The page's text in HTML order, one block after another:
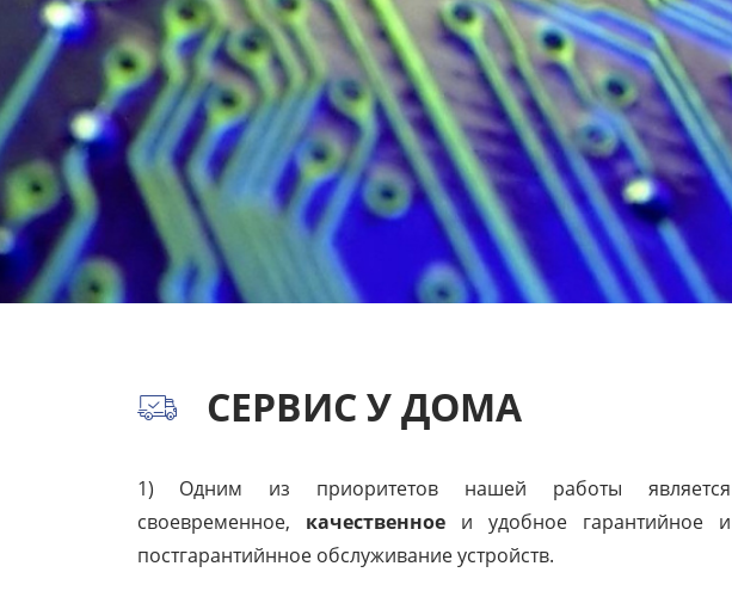
СЕРВИС У ДОМА
1) Одним из приоритетов нашей работы является
своевременное, качественноеи удобное гарантийное и
постгарантийнное обслуживание устройств.